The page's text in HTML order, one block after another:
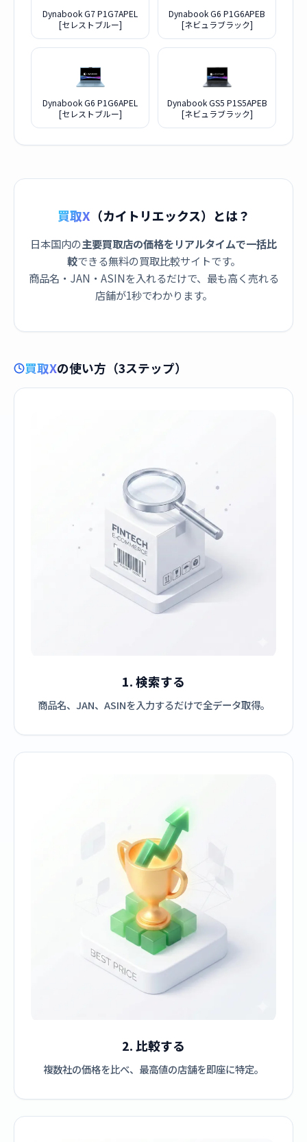
Dynabook G7 P1G7APEL
[セレストブルー]
Dynabook G6 P1G6APEB
[ネビュラブラック]
Dynabook G6 P1G6APEL
[セレストブルー]
Dynabook GS5 P1S5APEB
[ネビュラブラック]
買取X （カイトリエックス）とは？
日本国内の主要買取店の価格をリアルタイムで一括比
較できる無料の買取比較サイトです。
商品名・JAN・ASINを入れるだけで、最も高く売れる
店舗が1秒でわかります。
買取Xの使い方（3ステップ）
1. 検索する
商品名、JAN、ASINを入力するだけで全データ取得。
2. 比較する
複数社の価格を比べ、最高値の店舗を即座に特定。